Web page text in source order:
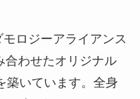
ロジーアライアンス
合わせたオリジナル
築いています。全身